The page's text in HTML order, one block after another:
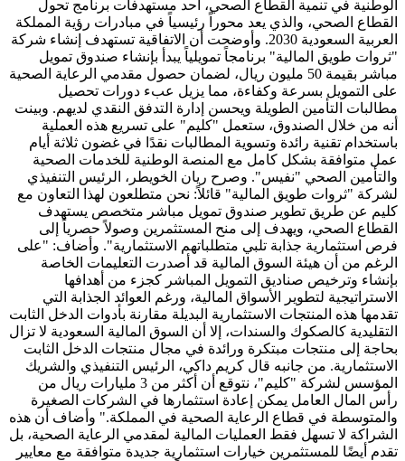
الوطنية في تنمية القطاع الصحي، أحد مستهدفات برنامج تحول
القطاع الصحي، والذي يعد محوراً رئيسياً في مبادرات رؤية المملكة
العربية السعودية 2030. وأوضحت أن الاتفاقية تستهدف إنشاء شركة
"ثروات طويق المالية" برنامجاً تمويلياً يبدأ بإنشاء صندوق تمويل
مباشر بقيمة 50 مليون ريال، لضمان حصول مقدمي الرعاية الصحية
على التمويل بسرعة وكفاءة، مما يزيل عبء دورات تحصيل
مطالبات التأمين الطويلة ويحسن إدارة التدفق النقدي لديهم. وبينت
أنه من خلال الصندوق، ستعمل "كليم" على تسريع هذه العملية
باستخدام تقنية رائدة وتسوية المطالبات نقدًا في غضون ثلاثة أيام
عمل متوافقة بشكل كامل مع المنصة الوطنية للخدمات الصحية
والتأمين الصحي "نفيس". وصرح ريان الخويطر، الرئيس التنفيذي
لشركة "ثروات طويق المالية" قائلاً: نحن متطلعون لهذا التعاون مع
كليم عن طريق تطوير صندوق تمويل مباشر متخصص يستهدف
القطاع الصحي، ويهدف إلى منح المستثمرين وصولاً حصرياً إلى
فرص استثمارية جذابة تلبي متطلباتهم الاستثمارية". وأضاف: "على
الرغم من أن هيئة السوق المالية قد أصدرت التعليمات الخاصة
بإنشاء وترخيص صناديق التمويل المباشر كجزء من أهدافها
الاستراتيجية لتطوير الأسواق المالية، ورغم العوائد الجذابة التي
تقدمها هذه المنتجات الاستثمارية البديلة مقارنة بأدوات الدخل الثابت
التقليدية كالصكوك والسندات، إلا أن السوق المالية السعودية لا تزال
بحاجة إلى منتجات مبتكرة ورائدة في مجال منتجات الدخل الثابت
الاستثمارية. من جانبه قال كريم داكي، الرئيس التنفيذي والشريك
المؤسس لشركة "كليم"، نتوقع أن أكثر من 3 مليارات ريال من
رأس المال العامل يمكن إعادة استثمارها في الشركات الصغيرة
والمتوسطة في قطاع الرعاية الصحية في المملكة." وأضاف أن هذه
الشراكة لا تسهل فقط العمليات المالية لمقدمي الرعاية الصحية، بل
تقدم أيضًا للمستثمرين خيارات استثمارية جديدة متوافقة مع معايير